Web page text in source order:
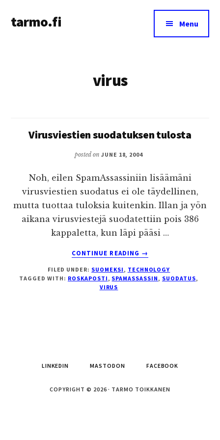
main
menu
tarmo.fi Menu
virus
Virusviestien suodatuksen tulosta
posted on JUNE 18, 2004
Noh, eilen SpamAssassiniin lisäämäni
virusviestien suodatus ei ole täydellinen,
mutta tuottaa tuloksia kuitenkin. Illan ja yön
aikana virusviestejä suodatettiin pois 386
kappaletta, kun läpi pääsi …
CONTINUE READING
ABOUT
SUODATUKSEN
TULOSTA
→
FILED UNDER: SUOMEKSI , TECHNOLOGY
TAGGED WITH: ROSKAPOSTI , SPAMASSASSIN , SUODATUS,
VIRUS
LINKEDIN MASTODON FACEBOOK
COPYRIGHT © 2026 · TARMO TOIKKANEN